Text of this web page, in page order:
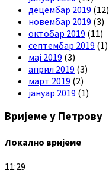
децембар 2019 (12)
новембар 2019 (3)
октобар 2019 (11)
септембар 2019 (1)
мај 2019 (3)
април 2019 (3)
март 2019 (2)
јануар 2019 (1)
Вријеме у Петрову
Локално вријеме
11:29